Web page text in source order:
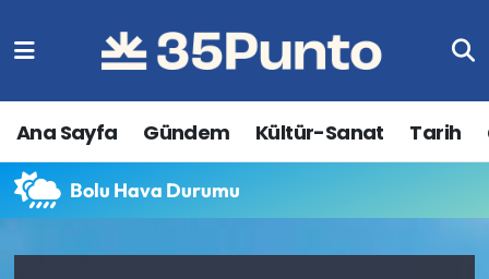
Ana Sayfa Gündem Kültür-Sanat Tarih
Bolu Hava Durumu